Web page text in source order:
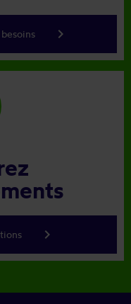
keyboard_arrow_right
keyboard_arrow_right